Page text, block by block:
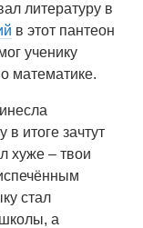
литературу в
в этот пантеон
ученику
математике.
в итоге зачтут
хуже – твои
стал
а